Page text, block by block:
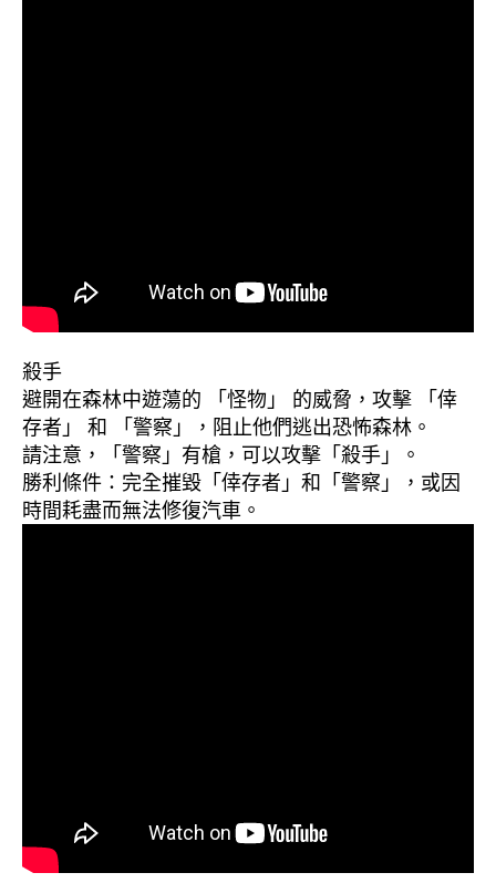
殺手
避開在森林中遊蕩的 「怪物」 的威脅，攻擊 「倖
存者」 和 「警察」，阻止他們逃出恐怖森林。
請注意，「警察」有槍，可以攻擊「殺手」。
勝利條件：完全摧毀「倖存者」和「警察」，或因
時間耗盡而無法修復汽車。